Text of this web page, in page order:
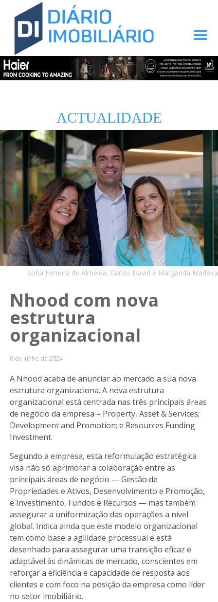
ACTUALIDADE
Sofia Ferreira de Almeida, Carlos David e Margarida Madeira
Nhood com nova
estrutura
organizacional
6 de junho de 2024
A Nhood acaba de anunciar ao mercado a sua nova
estrutura organizaciona. A nova estrutura
organizacional está centrada nas três principais áreas
de negócio da empresa – Property, Asset & Services;
Development and Promotion; e Resources Funding
Investment.
Segundo a empresa, esta reformulação estratégica
visa não só aprimorar a colaboração entre as
principais áreas de negócio — Gestão de
Propriedades e Ativos, Desenvolvimento e Promoção,
e Investimento, Fundos e Recursos — mas também
assegurar a uniformização das operações a nível
global. Indica ainda que este modelo organizacional
tem como base a agilidade processual e está
desenhado para assegurar uma transição eficaz e
adaptável às dinâmicas de mercado, conscientes em
reforçar a eficiência e capacidade de resposta aos
clientes e com foco na posição da empresa como líder
no setor imobiliário.